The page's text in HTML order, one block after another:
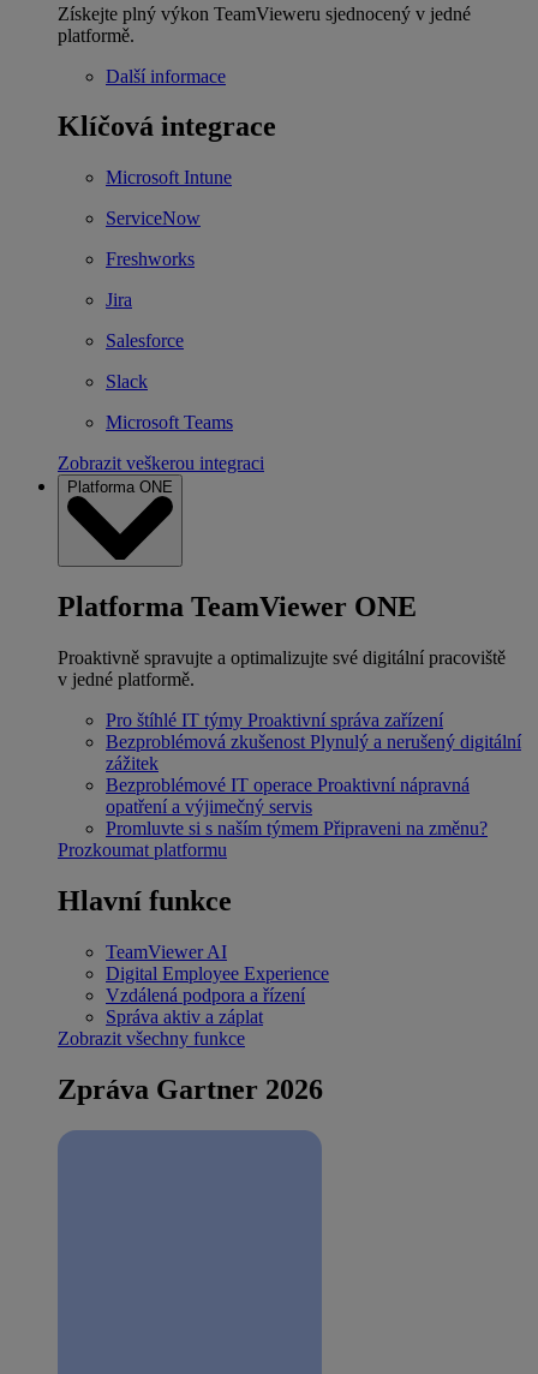
Získejte plný výkon TeamVieweru sjednocený v jedné
platformě.
Další informace
Klíčová integrace
Microsoft Intune
ServiceNow
Freshworks
Jira
Salesforce
Slack
Microsoft Teams
Zobrazit veškerou integraci
Platforma ONE
Platforma TeamViewer ONE
Proaktivně spravujte a optimalizujte své digitální pracoviště
v jedné platformě.
Pro štíhlé IT týmy Proaktivní správa zařízení
Bezproblémová zkušenost Plynulý a nerušený digitální
zážitek
Bezproblémové IT operace Proaktivní nápravná
opatření a výjimečný servis
Promluvte si s naším týmem Připraveni na změnu?
Prozkoumat platformu
Hlavní funkce
TeamViewer AI
Digital Employee Experience
Vzdálená podpora a řízení
Správa aktiv a záplat
Zobrazit všechny funkce
Zpráva Gartner 2026